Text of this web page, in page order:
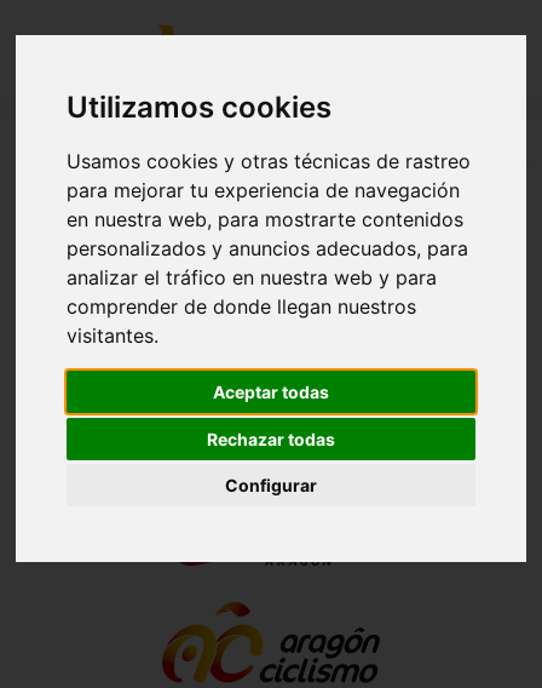
Utilizamos cookies
Usamos cookies y otras técnicas de rastreo
para mejorar tu experiencia de navegación
en nuestra web, para mostrarte contenidos
personalizados y anuncios adecuados, para
analizar el tráfico en nuestra web y para
comprender de donde llegan nuestros
visitantes.
Aceptar todas
Rechazar todas
Configurar
NO DISPONIBLE
La Invernal de MotorLand. Modalidad BTT.